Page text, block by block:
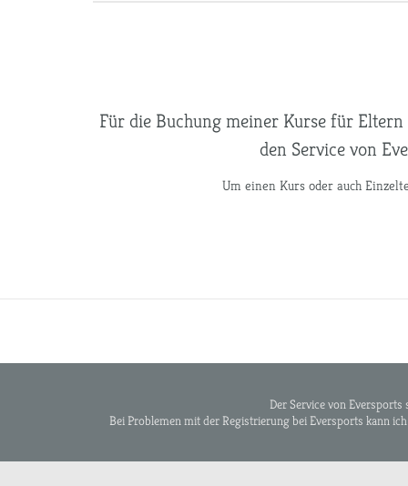
Für die Buchung meiner Kurse für
den Service von
Um einen Kurs oder auch
Der Service von
Bei Problemen mit der Registrierung bei Eversports kann